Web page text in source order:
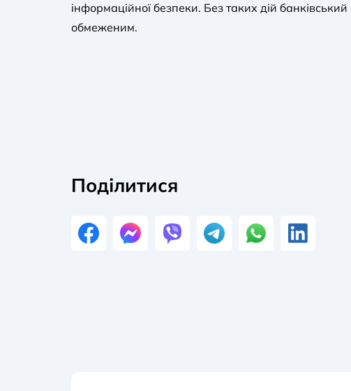
інформаційної безпеки. Без таких дій
обмеженим.
Поділитися